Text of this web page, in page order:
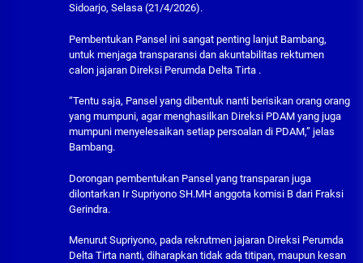
Sidoarjo, Selasa (21/4/2026).
Pembentukan Pansel ini sangat penting lanjut Bambang,
untuk menjaga transparansi dan akuntabilitas rektumen
calon jajaran Direksi Perumda Delta Tirta .
“Tentu saja, Pansel yang dibentuk nanti berisikan orang orang
yang mumpuni, agar menghasilkan Direksi PDAM yang juga
mumpuni menyelesaikan setiap persoalan di PDAM,” jelas
Bambang.
Dorongan pembentukan Pansel yang transparan juga
dilontarkan Ir Supriyono SH.MH anggota komisi B dari Fraksi
Gerindra.
Menurut Supriyono, pada rekrutmen jajaran Direksi Perumda
Delta Tirta nanti, diharapkan tidak ada titipan, maupun kesan